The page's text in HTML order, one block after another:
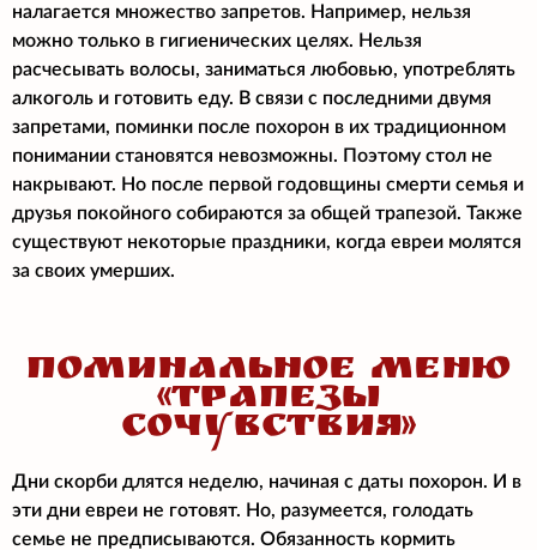
налагается множество запретов. Например, нельзя
можно только в гигиенических целях. Нельзя
расчесывать волосы, заниматься любовью, употреблять
алкоголь и готовить еду. В связи с последними двумя
запретами, поминки после похорон в их традиционном
понимании становятся невозможны. Поэтому стол не
накрывают. Но после первой годовщины смерти семья и
друзья покойного собираются за общей трапезой. Также
существуют некоторые праздники, когда евреи молятся
за своих умерших.
ПОМИНАЛЬНОЕ МЕНЮ
«ТРАПЕЗЫ
СОЧУВСТВИЯ»
Дни скорби длятся неделю, начиная с даты похорон. И в
эти дни евреи не готовят. Но, разумеется, голодать
семье не предписываются. Обязанность кормить